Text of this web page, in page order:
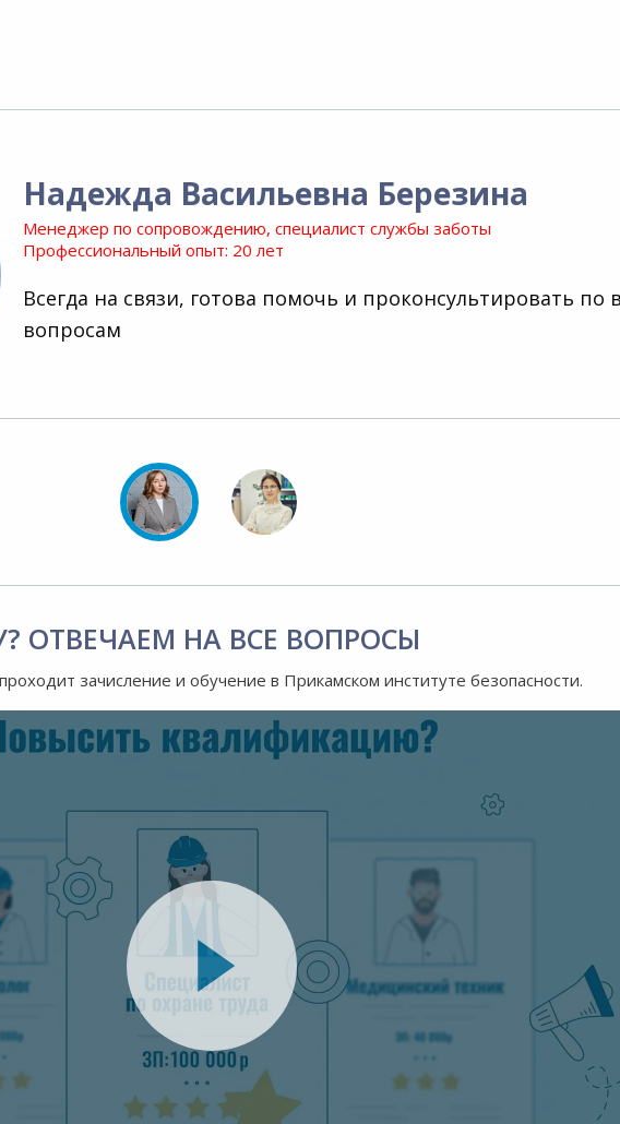
Надежда Васильевна Березина
Менеджер по сопровождению, специалист службы заботы
Профессиональный опыт: 20 лет
Всегда на связи, готова помочь и проконсультировать по
вопросам
ОТВЕЧАЕМ НА ВСЕ ВОПРОСЫ
зачисление и обучение в Прикамском институте безопасности.